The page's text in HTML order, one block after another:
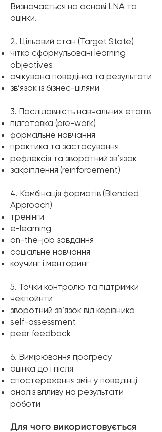
Визначається на основі LNA та
оцінки.
2. Цільовий стан (Target State)
чітко сформульовані learning
objectives
очікувана поведінка та результати
зв’язок із бізнес-цілями
3. Послідовність навчальних етапів
підготовка (pre-work)
формальне навчання
практика та застосування
рефлексія та зворотний зв’язок
закріплення (reinforcement)
4. Комбінація форматів (Blended
Approach)
тренінги
e-learning
on-the-job завдання
соціальне навчання
коучинг і менторинг
5. Точки контролю та підтримки
чекпойнти
зворотний зв’язок від керівника
self-assessment
peer feedback
6. Вимірювання прогресу
оцінка до і після
спостереження змін у поведінці
аналіз впливу на результати
роботи
​Для чого використовується